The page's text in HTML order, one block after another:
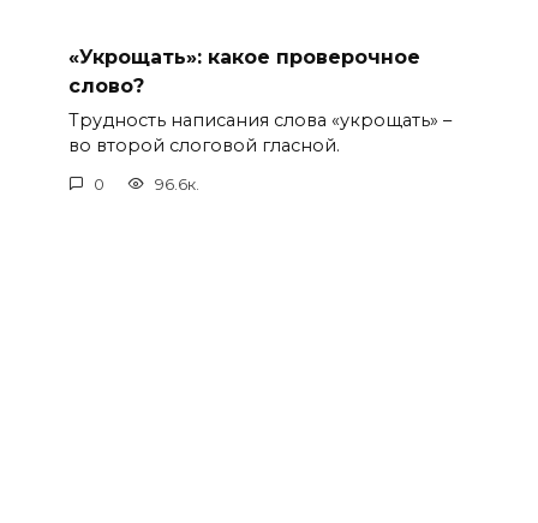
«Укрощать»: какое проверочное
слово?
Трудность написания слова «укрощать» –
во второй слоговой гласной.
0 96.6к.